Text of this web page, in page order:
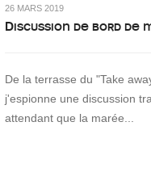
26 MARS 2019
Discussion de bord de
De la terrasse du "Take
j'espionne une discussion
attendant que la marée...